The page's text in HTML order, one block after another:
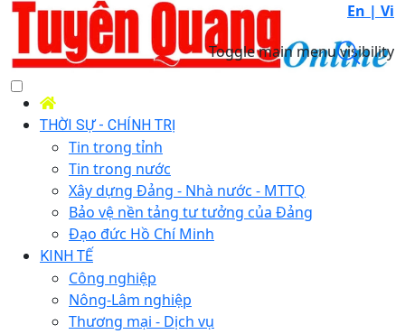
En | Vi
Toggle main menu visibility
THỜI SỰ - CHÍNH TRỊ
Tin trong tỉnh
Tin trong nước
Xây dựng Đảng - Nhà nước - MTTQ
Bảo vệ nền tảng tư tưởng của Đảng
Đạo đức Hồ Chí Minh
KINH TẾ
Công nghiệp
Nông-Lâm nghiệp
Thương mại - Dịch vụ